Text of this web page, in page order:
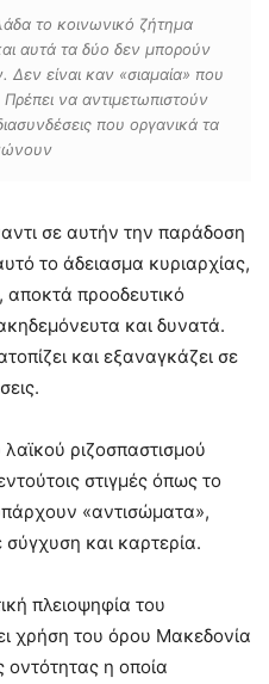
το κοινωνικό ζήτημα
αυτά τα δύο δεν μπορούν
Δεν είναι καν «σιαμαία» που
να αντιμετωπιστούν
που οργανικά τα
σε αυτήν την παράδοση
το άδειασμα κυριαρχίας,
αποκτά προοδευτικό
και δυνατά.
και εξαναγκάζει σε
ριζοσπαστισμού
στιγμές όπως το
«αντισώματα»,
και καρτερία.
πλειοψηφία του
χρήση του όρου Μακεδονία
οντότητας η οποία